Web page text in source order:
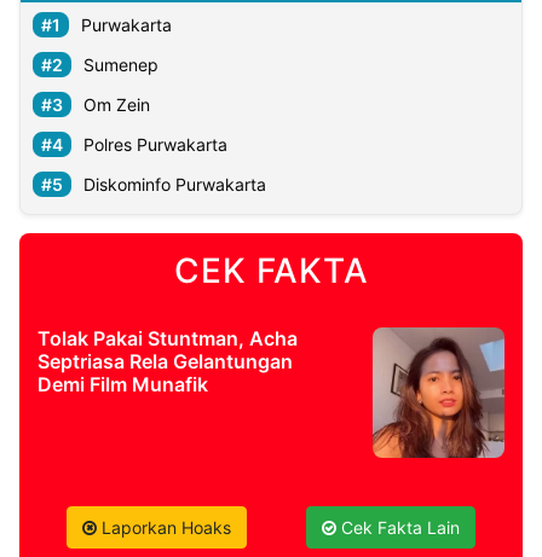
Purwakarta
Sumenep
Om Zein
Polres Purwakarta
Diskominfo Purwakarta
CEK FAKTA
Tolak Pakai Stuntman, Acha
Septriasa Rela Gelantungan
Demi Film Munafik
Laporkan Hoaks Cek Fakta Lain